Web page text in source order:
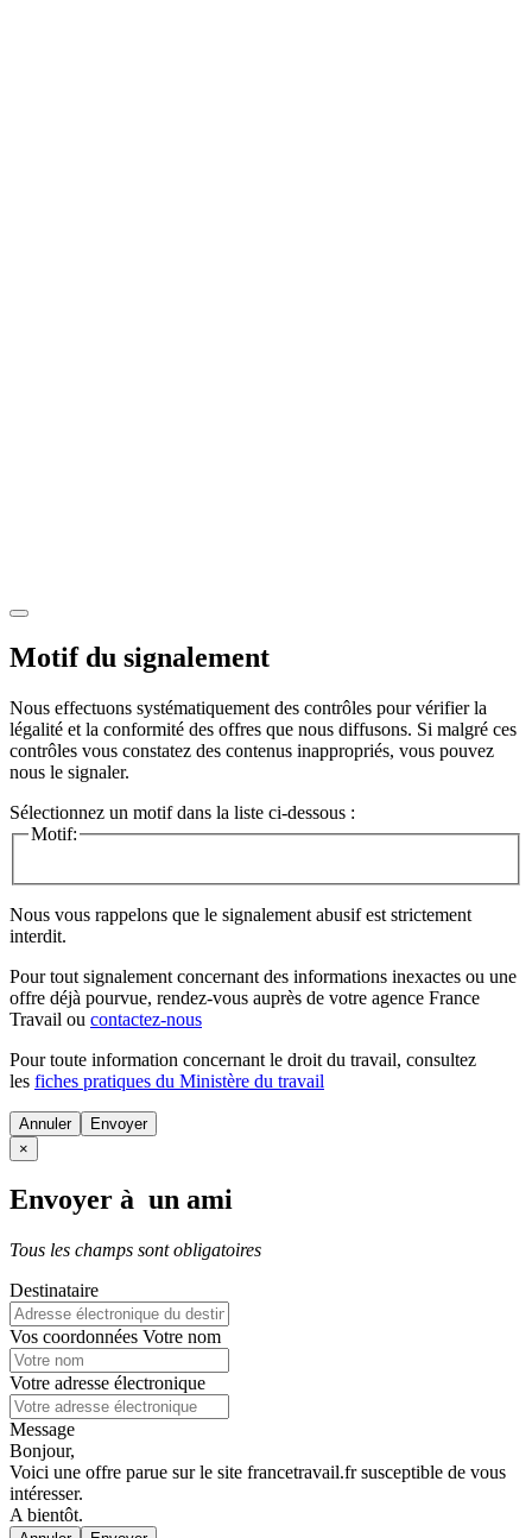
Motif du signalement
Nous effectuons systématiquement des contrôles pour vérifier la
légalité et la conformité des offres que nous diffusons. Si malgré ces
contrôles vous constatez des contenus inappropriés, vous pouvez
nous le signaler.
Sélectionnez un motif dans la liste ci-dessous :
Motif:
Nous vous rappelons que le signalement abusif est strictement
interdit.
Pour tout signalement concernant des informations inexactes ou une
offre déjà pourvue, rendez-vous auprès de votre agence France
Travail ou contactez-nous
Pour toute information concernant le droit du travail, consultez
les fiches pratiques du Ministère du travail
Annuler
×
Envoyer à un ami
Tous les champs sont obligatoires
Destinataire
Vos coordonnées Votre nom
Votre adresse électronique
Message
Bonjour,
Voici une offre parue sur le site francetravail.fr susceptible de vous
intéresser.
A bientôt.